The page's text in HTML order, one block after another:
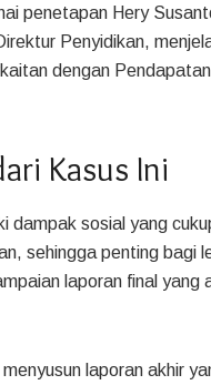
penetapan Hery
Penyidikan,
dengan
Kasus Ini
dampak sosial yang
sehingga penting bagi
laporan final yang
laporan akhir